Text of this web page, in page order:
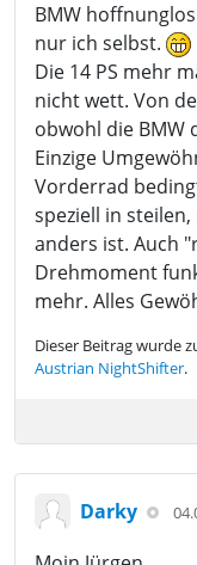
BMW
nur ich selbst.
Die 14 PS mehr
nicht wett. Von
obwohl die BMW
Einzige
Vorderrad
speziell in
anders ist. Auch
Drehmoment
mehr. Alles
Dieser Beitrag wurde
Austrian NightShifter.
Darky